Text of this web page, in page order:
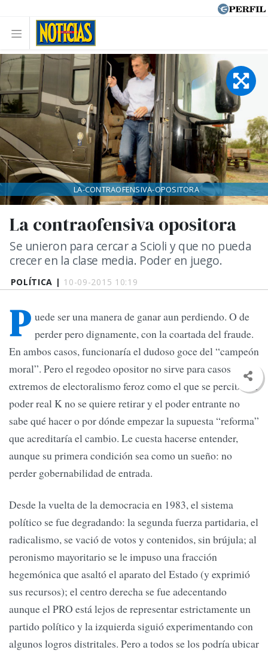
POLÍTICA | 10-09-2015 10:19
La contraofensiva opositora
Se unieron para cercar a Scioli y que no pueda
crecer en la clase media. Poder en juego.
LA-CONTRAOFENSIVA-OPOSITORA
P uede ser una manera de ganar aun perdiendo. O de
perder pero dignamente, con la coartada del fraude.
En ambos casos, funcionaría el dudoso goce del “campeón
moral”. Pero el regodeo opositor no sirve para casos
extremos de electoralismo feroz como el que se percibe: el
poder real K no se quiere retirar y el poder entrante no
sabe qué hacer o por dónde empezar la supuesta “reforma”
que acreditaría el cambio. Le cuesta hacerse entender,
aunque su primera condición sea como un sueño: no
perder gobernabilidad de entrada.
Desde la vuelta de la democracia en 1983, el sistema
político se fue degradando: la segunda fuerza partidaria, el
radicalismo, se vació de votos y contenidos, sin brújula; al
peronismo mayoritario se le impuso una fracción
hegemónica que asaltó el aparato del Estado (y exprimió
sus recursos); el centro derecha se fue adecentando
aunque el PRO está lejos de representar estrictamente un
partido político y la izquierda siguió experimentando con
algunos logros distritales. Pero a todos se los podría ubicar